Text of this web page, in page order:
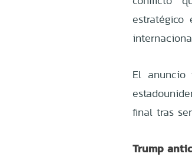
El anuncio
final tras
Trump